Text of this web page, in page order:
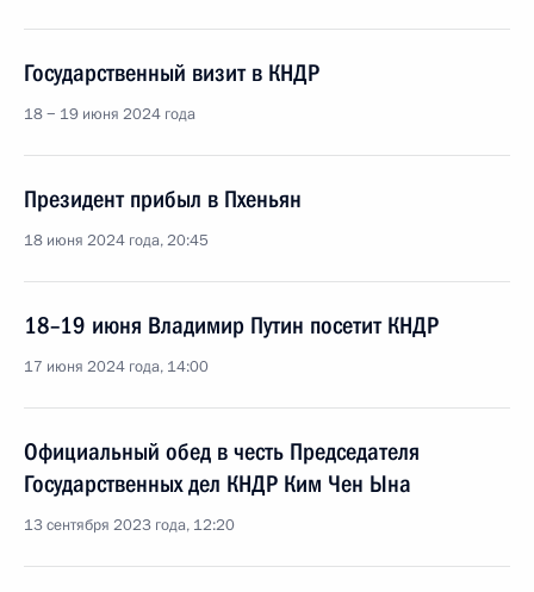
Государственный визит в КНДР
18 − 19 июня 2024 года
Президент прибыл в Пхеньян
18 июня 2024 года, 20:45
18–19 июня Владимир Путин посетит КНДР
17 июня 2024 года, 14:00
Официальный обед в честь Председателя
Государственных дел КНДР Ким Чен Ына
13 сентября 2023 года, 12:20